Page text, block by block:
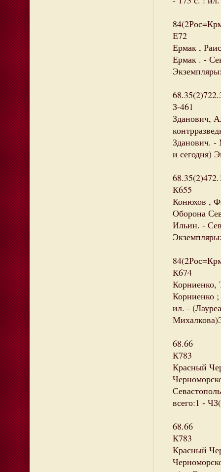
Е72
Ермак ,
Ермак . -
З-461
Зданович,
Зданович. -
и сегодня)
К655
Конюхов ,
Оборона
Ильин. -
К674
Корниенко,
Корниенко
ил. -
68.66
К783
Красный
всего:1 -
68.66
К783
Красный